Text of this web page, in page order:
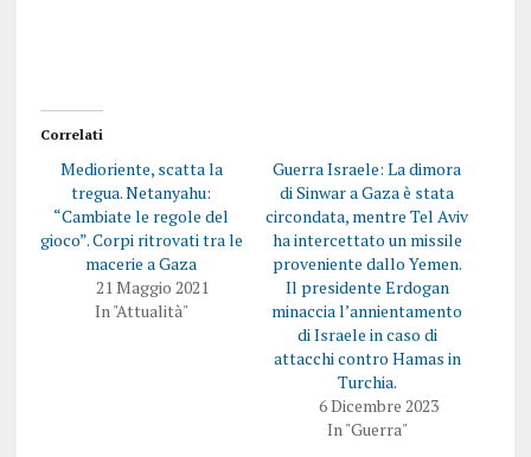
Correlati
Medioriente, scatta la
tregua. Netanyahu:
“Cambiate le regole del
gioco”. Corpi ritrovati tra le
macerie a Gaza
21 Maggio 2021
In "Attualità"
Guerra Israele: La dimora
di Sinwar a Gaza è stata
circondata, mentre Tel Aviv
ha intercettato un missile
proveniente dallo Yemen.
Il presidente Erdogan
minaccia l’annientamento
di Israele in caso di
attacchi contro Hamas in
Turchia.
6 Dicembre 2023
In "Guerra"